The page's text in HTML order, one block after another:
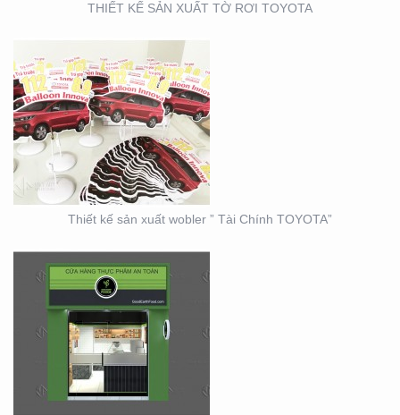
THIẾT KẾ SẢN XUẤT TỜ RƠI TOYOTA
Thiết kế sản xuất wobler ” Tài Chính TOYOTA”
THIẾT KẾ THI CÔNG
CỦA HÀNG THỰC PHẨM
AN TOÀN GOOD EARTH
FOOD
THIẾT KẾ THI CÔNG
BẢNG HIỆU – MẶT
DỰNG LONG MINH HÂN
– TP. THỦ ĐỨC – Q2